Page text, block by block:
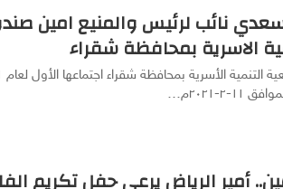
نائب لرئيس والمنيع امين
الاسرية بمحافظة شقراء
أمير الرياض يرعى حفل تكريم